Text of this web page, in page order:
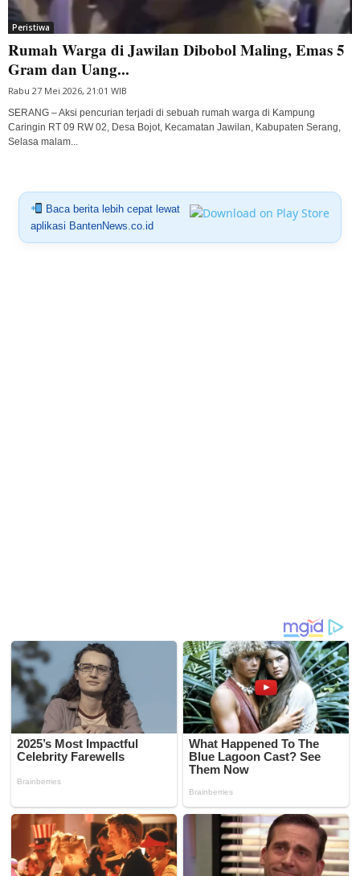
Peristiwa
Rumah Warga di Jawilan Dibobol Maling, Emas 5
Gram dan Uang...
Rabu 27 Mei 2026, 21:01 WIB
SERANG – Aksi pencurian terjadi di sebuah rumah warga di Kampung
Caringin RT 09 RW 02, Desa Bojot, Kecamatan Jawilan, Kabupaten Serang,
Selasa malam...
Baca berita lebih cepat lewat
aplikasi BantenNews.co.id